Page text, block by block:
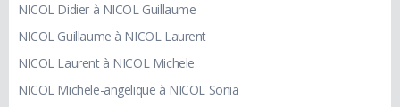
NICOL Didier à NICOL Guillaume
NICOL Guillaume à NICOL Laurent
NICOL Laurent à NICOL Michele
NICOL Michele-angelique à NICOL Sonia